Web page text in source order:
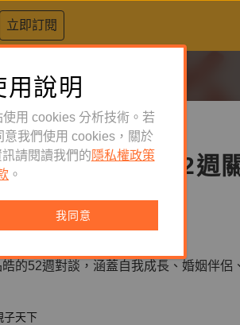
立即訂閱
文X陳品皓的52週
的52週對談，涵蓋自我成長、婚姻伴侶
子天下
說明
用 cookies 分析技術。若
我們使用 cookies，關於
請閱讀我們的 隱私權政策
。
我同意